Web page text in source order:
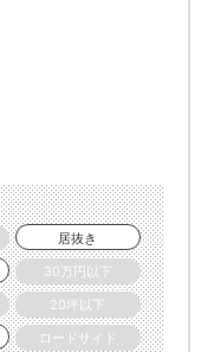
居抜き
30万円以下
20坪以下
ロードサイド